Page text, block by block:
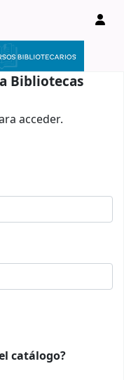
Bibliotecas
acceder.
catálogo?